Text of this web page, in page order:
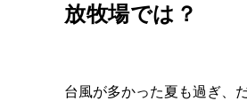
放牧場では？
台風が多かった夏も過ぎ、